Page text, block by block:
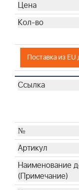
Поставка из